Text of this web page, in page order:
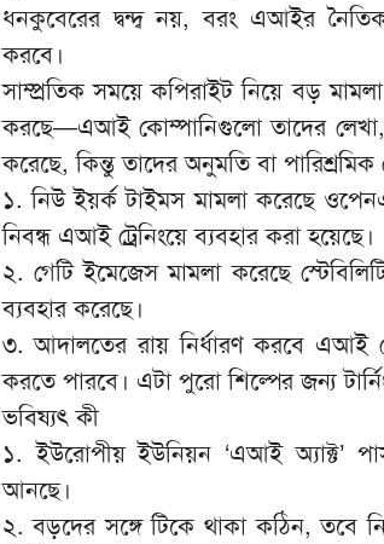
ধনকুবেরের দ্বন্দ্ব নয়, বরং এআইর
করবে।
সাম্প্রতিক সময়ে কপিরাইট নিয়ে বড়
করছে—এআই কোম্পানিগুলো তাদের লেখা,
করেছে, কিন্তু তাদের অনুমতি বা
১. নিউ ইয়র্ক টাইমস মামলা করেছে
নিবন্ধ এআই ট্রেনিংয়ে ব্যবহার করা হয়েছে।
২. গেটি ইমেজেস মামলা করেছে
ব্যবহার করেছে।
৩. আদালতের রায় নির্ধারণ করবে এআই
করতে পারবে। এটা পুরো শিল্পের জন্য
ভবিষ্যৎ কী
১. ইউরোপীয় ইউনিয়ন ‘এআই অ্যাক্ট’
আনছে।
২. বড়দের সঙ্গে টিকে থাকা কঠিন, তবে